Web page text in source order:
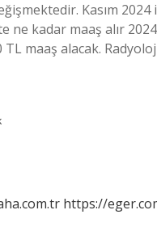
Kasım
ne kadar maaş alır
maaş alacak.
https://